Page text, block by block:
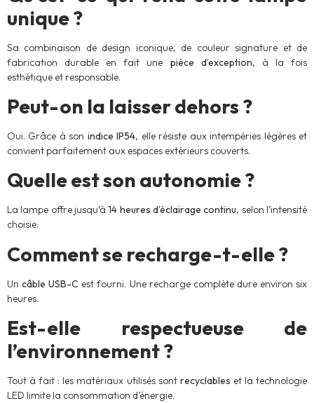
unique ?
Sa combinaison de design iconique, de couleur signature et de
fabrication durable en fait une pièce d’exception, à la fois
esthétique et responsable.
Peut-on la laisser dehors ?
Oui. Grâce à son indice IP54, elle résiste aux intempéries légères et
convient parfaitement aux espaces extérieurs couverts.
Quelle est son autonomie ?
La lampe offre jusqu’à14 heures d’éclairage continu, selon l’intensité
choisie.
Comment se recharge-t-elle ?
Uncâble USB-C est fourni. Une recharge complète dure environ six
heures.
Est-elle respectueuse de
l’environnement ?
Tout à fait : les matériaux utilisés sont recyclables et la technologie
LED limite la consommation d’énergie.